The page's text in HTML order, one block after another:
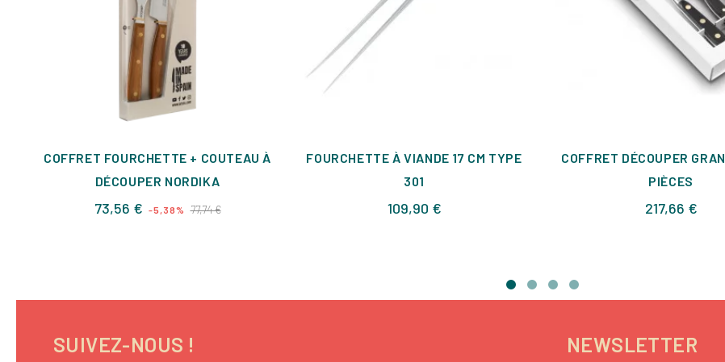
COFFRET FOURCHETTE + COUTEAU À
DÉCOUPER NORDIKA
73,56 € Prix
-5,38% 77,74 €Prix
FOURCHETTE À VIANDE 17 CM TYPE
301
109,90 €Prix
COFFRET DÉCOUPER
PIÈCES
217,66 €Prix
SUIVEZ-NOUS ! NEWSLETTER